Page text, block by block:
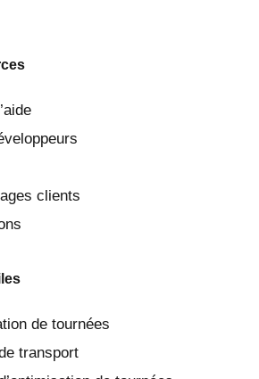
clients
de tournées
transport